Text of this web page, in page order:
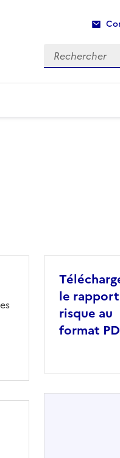
Rechercher
le
risque au
format